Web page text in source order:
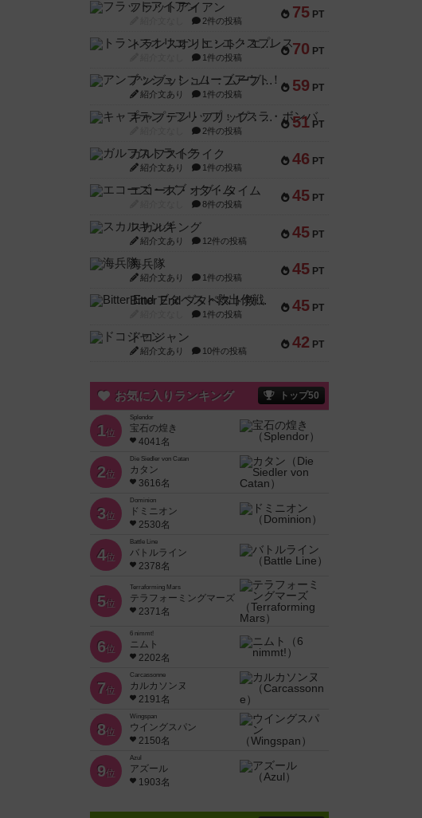
75 PT
フラットアイアン
2件の投稿
70 PT
トランスオリエント・エクスプレス
1件の投稿
59 PT
アンブッシュ！：ムーブアウト！
紹介文あり 1件の投稿
51 PT
キャプテン・フリップ：イスラ・ボンバ
2件の投稿
46 PT
ガルフストライク
紹介文あり 1件の投稿
45 PT
エコーズ・オブ・タイム
8件の投稿
45 PT
スカルキング
紹介文あり 12件の投稿
45 PT
海兵隊
紹介文あり 1件の投稿
45 PT
Bitter End ブタペスト救出作戦
1件の投稿
42 PT
ドコジャン
紹介文あり 10件の投稿
お気に入りランキング トップ50
1位
Splendor
宝石の煌き
4041名
2位
Die Siedler von Catan
カタン
3616名
3位
Dominion
ドミニオン
2530名
4位
Battle Line
バトルライン
2378名
5位
Terraforming Mars
テラフォーミングマーズ
2371名
6位
6 nimmt!
ニムト
2202名
7位
Carcassonne
カルカソンヌ
2191名
8位
Wingspan
ウイングスパン
2150名
9位
Azul
アズール
1903名